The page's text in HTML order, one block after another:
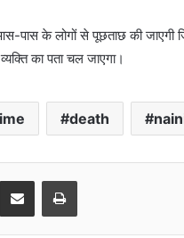
पास के लोगों से पूछताछ की
का पता चल जाएगा।
death
Share via Email Print